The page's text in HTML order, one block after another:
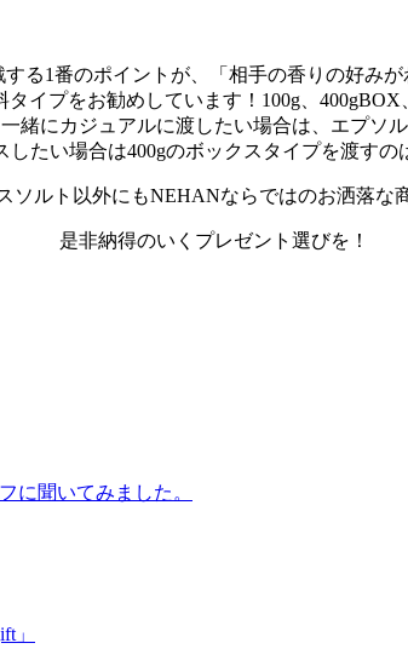
る1番のポイントが、「相手の香りの好みが
イプをお勧めしています！100g、400gBOX
緒にカジュアルに渡したい場合は、エプソル
したい場合は400gのボックスタイプを渡すの
ソルト以外にもNEHANならではのお洒落な
是非納得のいくプレゼント選びを！
に聞いてみました。
」